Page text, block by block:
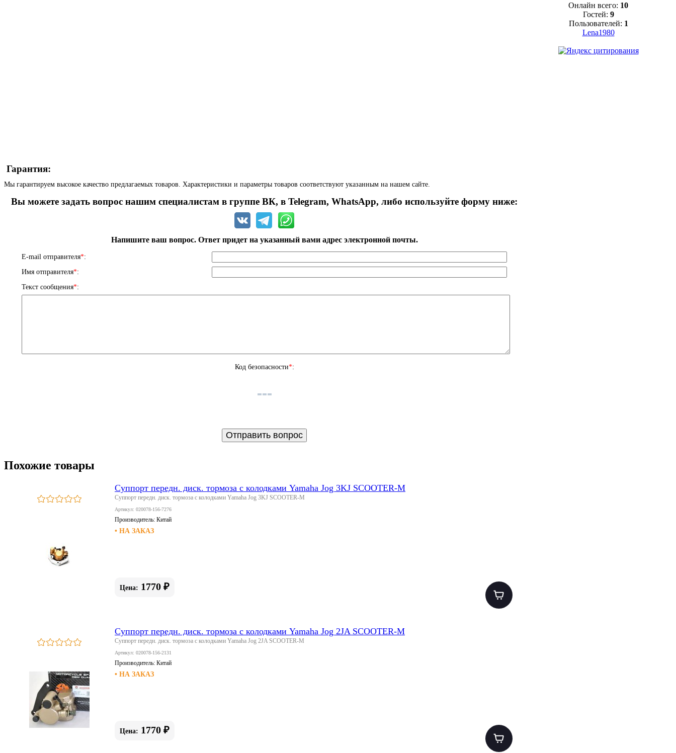
Гарантия:
Мы гарантируем высокое качество предлагаемых товаров. Характеристики и параметры товаров соответствуют указанным на нашем сайте.
Вы можете задать вопрос нашим специалистам в группе ВК, в Telegram, WhatsApp, либо используйте форму ниже:
Напишите ваш вопрос. Ответ придет на указанный вами адрес электронной почты.
E-mail отправителя*:
Имя отправителя*:
Текст сообщения*:
Код безопасности*:
Похожие товары
Суппорт передн. диск. тормоза с колодками Yamaha Jog 3KJ SCOOTER-M
Суппорт передн. диск. тормоза с колодками Yamaha Jog 3KJ SCOOTER-M
Артикул: 020078-156-7276
Производитель: Китай
• НА ЗАКАЗ
Цена: 1770 ₽
Суппорт передн. диск. тормоза с колодками Yamaha Jog 2JA SCOOTER-M
Суппорт передн. диск. тормоза с колодками Yamaha Jog 2JA SCOOTER-M
Артикул: 020078-156-2131
Производитель: Китай
• НА ЗАКАЗ
Цена: 1770 ₽
Онлайн всего: 10
Гостей: 9
Пользователей: 1
Lena1980